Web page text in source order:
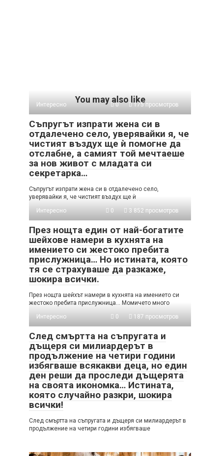
You may also like
Интересно 0 175 просмотров
Съпругът изпрати жена си в
отдалечено село, уверявайки я, че
чистият въздух ще ѝ помогне да
отслабне, а самият той мечтаеше
за нов живот с младата си
секретарка…
Съпругът изпрати жена си в отдалечено село,
уверявайки я, че чистият въздух ще ѝ
Интересно
0 3 852 просмотров
През нощта един от най-богатите
шейхове намери в кухнята на
имението си жестоко пребита
прислужница… Но истината, която
тя се страхуваше да разкаже,
шокира всички.
През нощта шейхът намери в кухнята на имението си
жестоко пребита прислужница… Момичето много
Интересно
0 187 просмотров
След смъртта на съпругата и
дъщеря си милиардерът в
продължение на четири години
избягваше всякакви деца, но един
ден реши да проследи дъщерята
на своята икономка… Истината,
която случайно разкри, шокира
всички!
След смъртта на съпругата и дъщеря си милиардерът в
продължение на четири години избягваше